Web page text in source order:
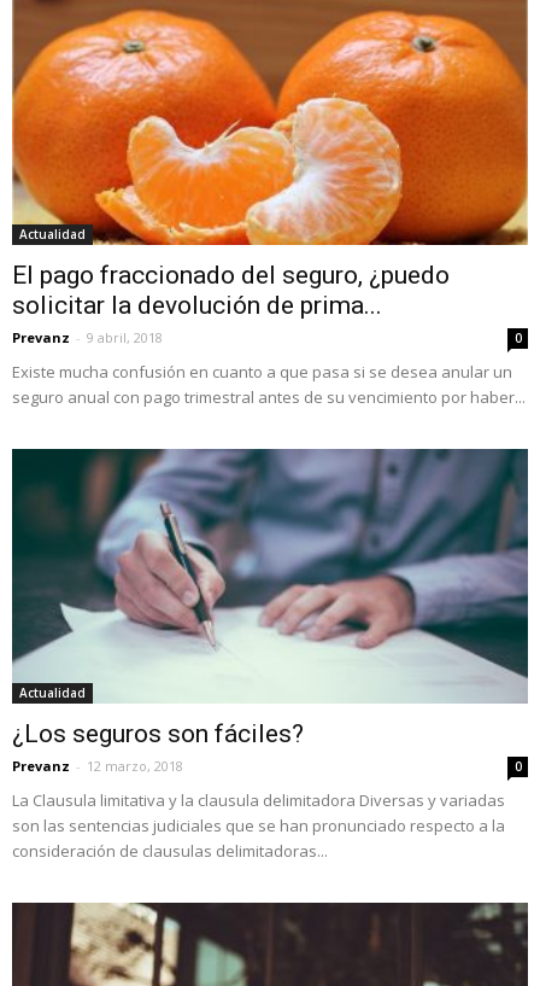
Actualidad
El pago fraccionado del seguro, ¿puedo
solicitar la devolución de prima...
Prevanz - 9 abril, 2018 0
Existe mucha confusión en cuanto a que pasa si se desea anular un
seguro anual con pago trimestral antes de su vencimiento por haber...
Actualidad
¿Los seguros son fáciles?
Prevanz - 12 marzo, 2018 0
La Clausula limitativa y la clausula delimitadora Diversas y variadas
son las sentencias judiciales que se han pronunciado respecto a la
consideración de clausulas delimitadoras...